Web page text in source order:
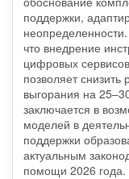
поддержки,
что внедрение
цифровых
позволяет
выгорания на
заключается в
моделей в
поддержки
актуальным
помощи 2026 года.